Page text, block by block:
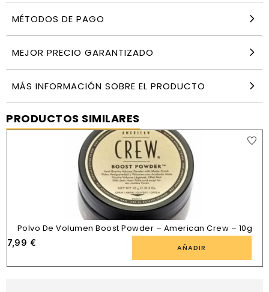
MÉTODOS DE PAGO
MEJOR PRECIO GARANTIZADO
MÁS INFORMACIÓN SOBRE EL PRODUCTO
PRODUCTOS SIMILARES
Polvo De Volumen Boost Powder – American Crew – 10g
7,99 € AÑADIR